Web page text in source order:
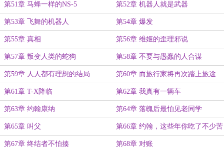
第51章 马蜂一样的NS-5 第52章 机器人就是武器
第53章 飞舞的机器人 第54章 爆发
第55章 真相 第56章 维姬的歪理邪说
第57章 叛变人类的蛇狗 第58章 不要与愚蠢的人合谋
第59章 人人都有理想的结局 第60章 而旅行家将再次踏上旅途
第61章 T-X降临 第62章 我真有一辆车
第63章 约翰康纳 第64章 落魄后最怕见老同学
第65章 叫父 第66章 约翰，这些年你吃了不少苦
吧
第67章 终结者不怕揍 第68章 对账